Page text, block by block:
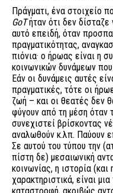
Πράγματι, ένα στοιχείο
GoTήταν ότι δεν
αυτό επειδή, όταν
πραγματικότητας,
πιόνια· ο ήρωας είναι η
κοινωνικών δυνάμεων
Εάν οι δυνάμεις αυτές
πραγματικές, τότε οι
ζωή – και οι θεατές δεν
φύγουν από τη μέση όταν
συνεχιστεί βρίσκοντας
αναλωθούν κ.λπ. Παύουν
Σε αυτού του τύπου την
πίστη δε) μεσαιωνική
κοινωνίας, η ιστορία (και
χαρακτηριστικά, είναι